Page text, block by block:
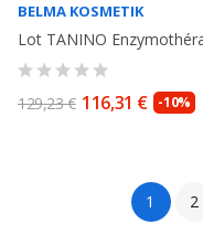
BELMA KOSMETIK
129,23 € 116,31 € -10%
1 2